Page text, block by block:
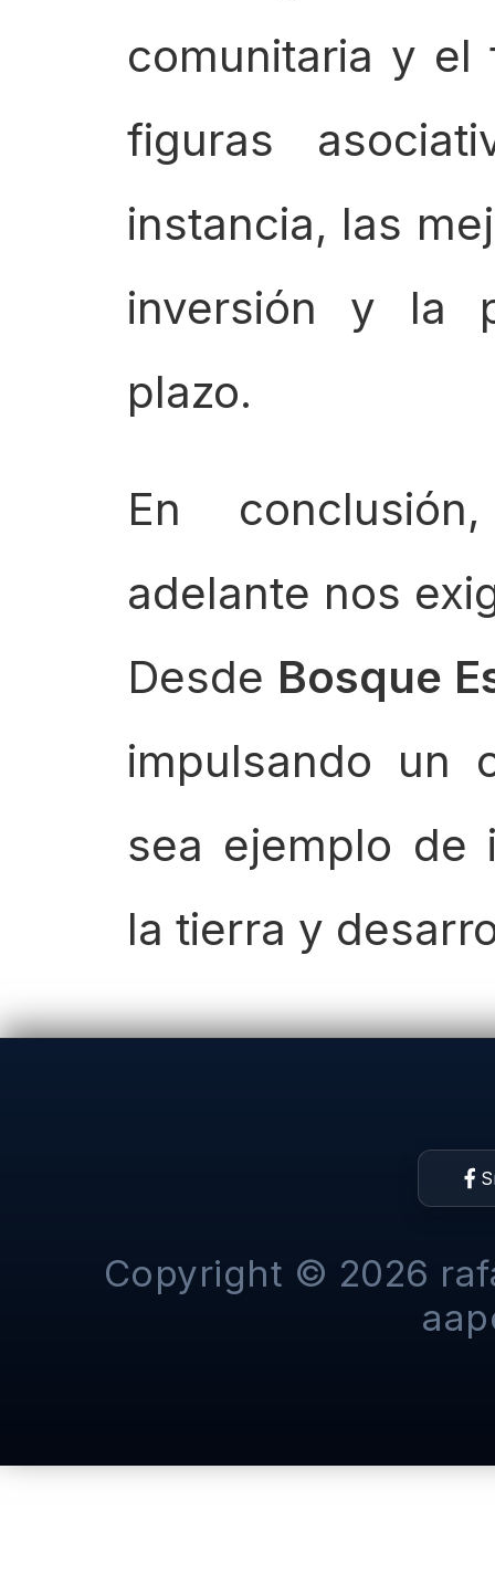
comunitaria y el
figuras
instancia, las
inversión y la
plazo.
En
adelante nos
Desde Bosque
impulsando un
sea ejemplo de
la tierra y
Copyright © 2026